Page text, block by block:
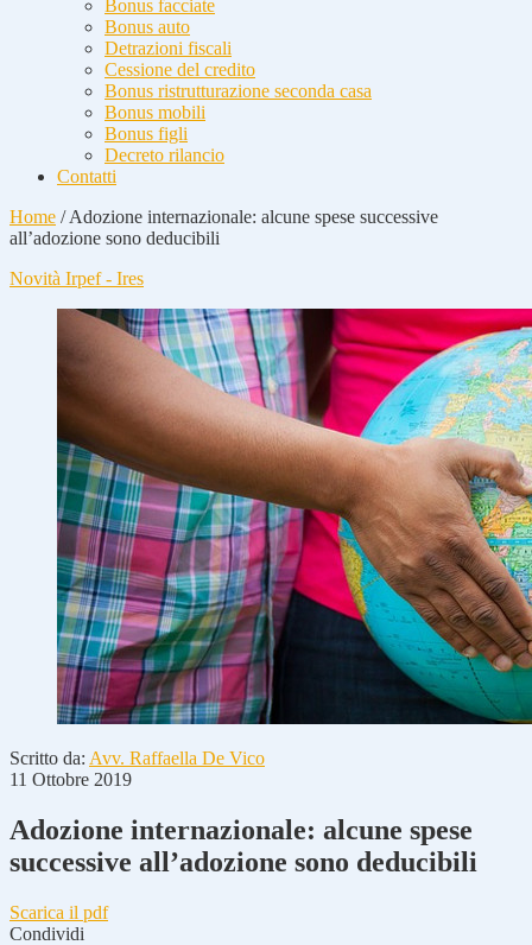
Bonus facciate
Bonus auto
Detrazioni fiscali
Cessione del credito
Bonus ristrutturazione seconda casa
Bonus mobili
Bonus figli
Decreto rilancio
Contatti
Home /Adozione internazionale: alcune spese successive
all’adozione sono deducibili
Novità Irpef - Ires
Scritto da: Avv. Raffaella De Vico
11 Ottobre 2019
Adozione internazionale: alcune spese
successive all’adozione sono deducibili
Scarica il pdf
Condividi